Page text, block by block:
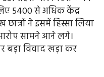
5400 से अधिक केंद्र
ने इसमें हिस्सा लिया
सामने आने लगे।
बड़ा विवाद खड़ा कर